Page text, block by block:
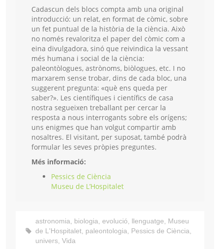
Cadascun dels blocs compta amb una original
introducció: un relat, en format de còmic, sobre
un fet puntual de la història de la ciència. Això
no només revaloritza el paper del còmic com a
eina divulgadora, sinó que reivindica la vessant
més humana i social de la ciència:
paleontòlogues, astrònoms, biòlogues, etc. I no
marxarem sense trobar, dins de cada bloc, una
suggerent pregunta: «què ens queda per
saber?». Les científiques i científics de casa
nostra segueixen treballant per cercar la
resposta a nous interrogants sobre els orígens;
uns enigmes que han volgut compartir amb
nosaltres. El visitant, per suposat, també podrà
formular les seves pròpies preguntes.
Més informació:
Pessics de Ciència
Museu de L’Hospitalet
astronomia, biologia, evolució, llenguatge, Museu
de L'Hospitalet, paleontologia, Pessics de Ciència,
univers, Vida